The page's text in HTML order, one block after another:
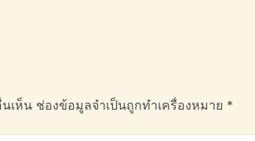
เห็น ช่องข้อมูลจำเป็นถูกทำเครื่องหมาย *